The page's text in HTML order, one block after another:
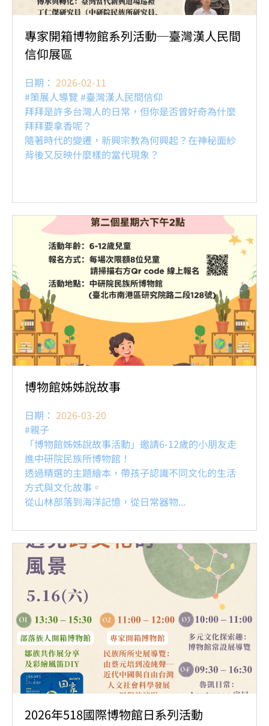
專家開箱博物館系列活動─臺灣漢人民間
信仰展區
日期： 2026-02-11
#策展人導覽 #臺灣漢人民間信仰
拜拜是許多台灣人的日常，但你是否曾好奇為什麼
拜拜要拿香呢？
隨著時代的變遷，新興宗教為何興起？在神秘面紗
背後又反映什麼樣的當代現象？
博物館姊姊說故事
日期： 2026-03-20
#親子
「博物館姊姊說故事活動」邀請6-12歲的小朋友走
進中研院民族所博物館！
透過精選的主題繪本，帶孩子認識不同文化的生活
方式與文化故事。
從山林部落到海洋記憶，從日常器物...
2026年518國際博物館日系列活動